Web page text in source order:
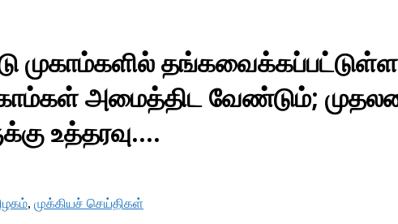
முகாம்களில்
அமைத்திட வேண்டும்;
உத்தரவு….
, முக்கியச் செய்திகள்